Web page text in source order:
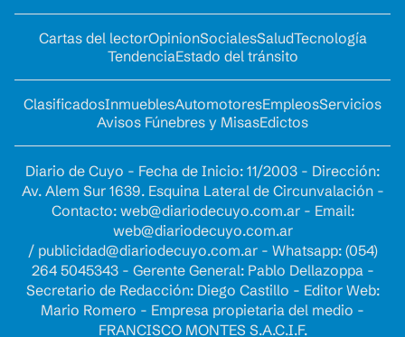
Cartas del lectorOpinionSocialesSaludTecnología
TendenciaEstado del tránsito
ClasificadosInmueblesAutomotoresEmpleosServicios
Avisos Fúnebres y MisasEdictos
Diario de Cuyo - Fecha de Inicio: 11/2003 - Dirección:
Av. Alem Sur 1639. Esquina Lateral de Circunvalación -
Contacto: web@diariodecuyo.com.ar- Email:
web@diariodecuyo.com.ar
/ publicidad@diariodecuyo.com.ar- Whatsapp: (054)
264 5045343 - Gerente General: Pablo Dellazoppa -
Secretario de Redacción: Diego Castillo - Editor Web:
Mario Romero - Empresa propietaria del medio -
FRANCISCO MONTES S.A.C.I.F.